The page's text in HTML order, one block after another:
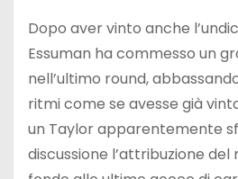
Dopo aver vinto anche
Essuman ha commesso un
nell’ultimo round,
ritmi come se avesse già
un Taylor apparentemente
discussione l’attribuzione